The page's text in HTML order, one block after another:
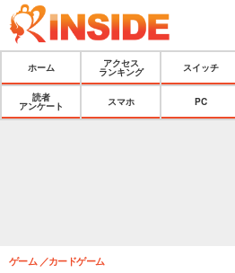
ホーム
アクセス
ランキング
スイッチ
読者
アンケート
スマホ PC
ゲーム カードゲーム